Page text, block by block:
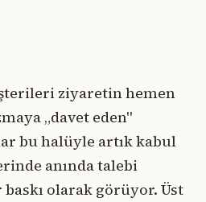
ziyaretin hemen
„davet eden"
bu halüyle artık kabul
anında talebi
olarak görüyor. Üst